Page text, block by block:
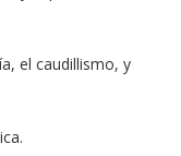
el caudillismo, y